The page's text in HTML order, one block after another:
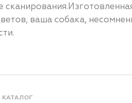
ваша собака,
КАТАЛОГ